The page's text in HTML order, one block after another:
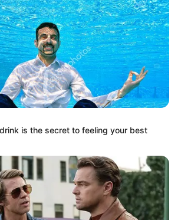
вивчення усіх деталей
тривають.
управління
України
is the secret to feeling your best